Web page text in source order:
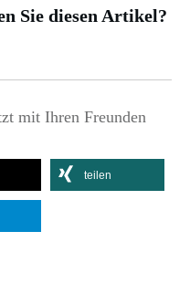
Sie diesen Artikel?
mit Ihren Freunden
teilen